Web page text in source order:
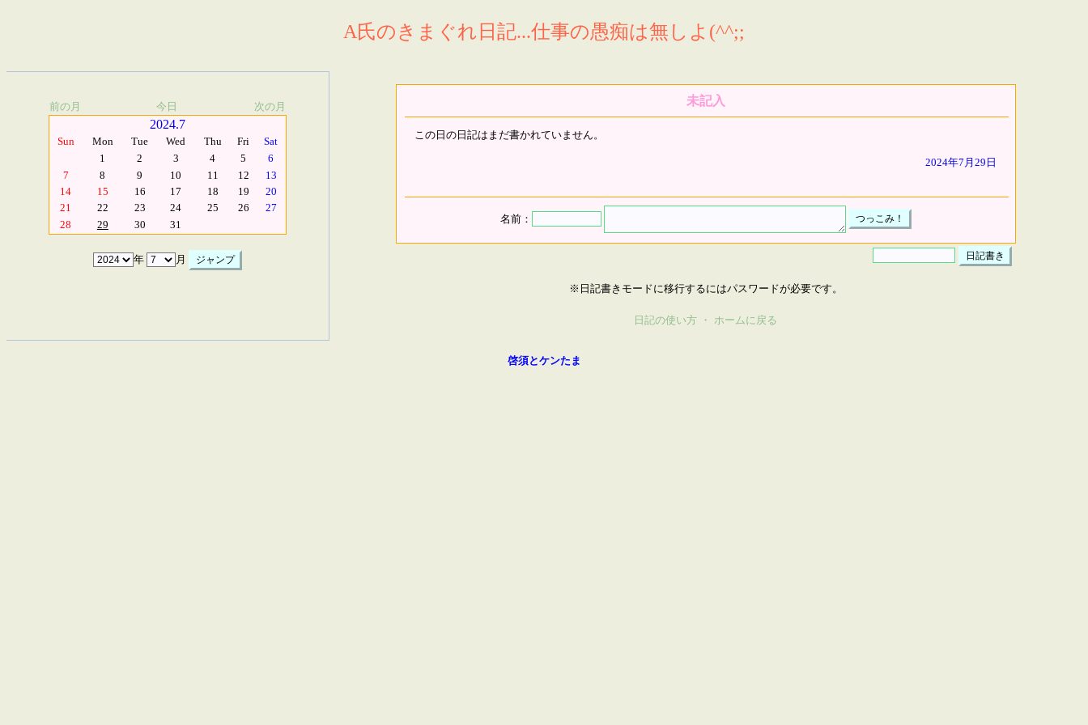
A氏のきまぐれ日記...仕事の愚痴は無しよ(^^;;
前の月 今日 次の月
2024.7
Sun Mon Tue Wed Thu Fri
Sat
1
2 3 4 5
6
7
8 9 10 11 12
13
14
15 16 17 18 19
20
21
22 23 24 25 26
27
28
29 30 31
年 月
未記入
この日の日記はまだ書かれていません。
2024年7月29日
名前：
※日記書きモードに移行するにはパスワードが必要です。
日記の使い方 ・ ホームに戻る
啓須とケンたま